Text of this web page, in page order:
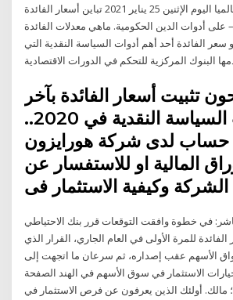
العملات الأجنبية عالميا اليوم الإثنين 25 يناير 2021 تباين أسعار الفائدة
على أدوات الدين الحكومية. ماهي معدلات الفائدة – Interest Rates؟
سعر الفائدة أحد أهم أدوات السياسة النقدية التي
تثبيت أسعار الفائدة بآخر
اجتماعات السياسة النقدية في 2020..
حساب لدى شركة هورايزون
المالية او للاستفسار عن
وكيفية الاستثمار فى
في خطوة وافقت التوقعات قرر بنك الاحتياطي
للمرة الأولى في العام الجاري، القرار الذي
الأسهم عقب إصداره، ثم سرعان ما اتجهت إلى
الاستثمار في سوق الأسهم في الهند الصفحة
مالك. أولئك الذين يعرفون عن فرص الاستثمار في